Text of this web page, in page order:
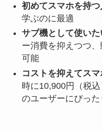
初めてスマホを持つ
学ぶのに最適
サブ機として使いた
ー消費を抑えつつ
可能
コストを抑えてス
時に10,900円（税
のユーザーにぴった